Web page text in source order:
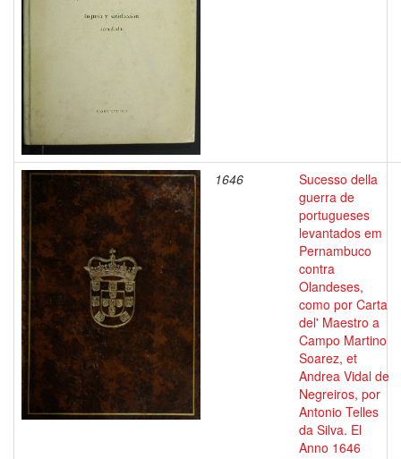
1646
Sucesso della
guerra de
portugueses
levantados em
Pernambuco
contra
Olandeses,
como por Carta
del' Maestro a
Campo Martino
Soarez, et
Andrea Vidal de
Negreiros, por
Antonio Telles
da Silva. El
Anno 1646